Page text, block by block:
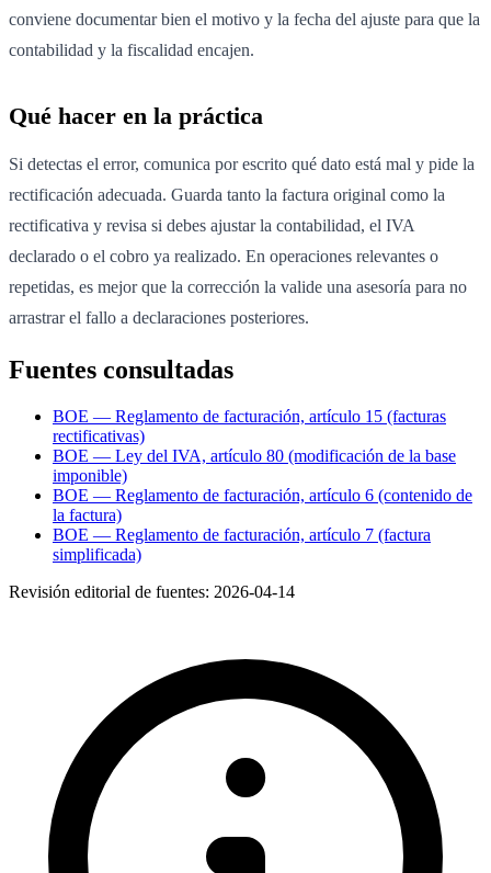
conviene documentar bien el motivo y la fecha del ajuste para que la
contabilidad y la fiscalidad encajen.
Qué hacer en la práctica
Si detectas el error, comunica por escrito qué dato está mal y pide la
rectificación adecuada. Guarda tanto la factura original como la
rectificativa y revisa si debes ajustar la contabilidad, el IVA
declarado o el cobro ya realizado. En operaciones relevantes o
repetidas, es mejor que la corrección la valide una asesoría para no
arrastrar el fallo a declaraciones posteriores.
Fuentes consultadas
BOE — Reglamento de facturación, artículo 15 (facturas
rectificativas)
BOE — Ley del IVA, artículo 80 (modificación de la base
imponible)
BOE — Reglamento de facturación, artículo 6 (contenido de
la factura)
BOE — Reglamento de facturación, artículo 7 (factura
simplificada)
Revisión editorial de fuentes: 2026-04-14